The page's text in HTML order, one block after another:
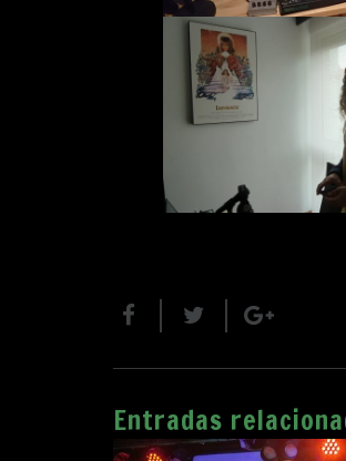
Entradas